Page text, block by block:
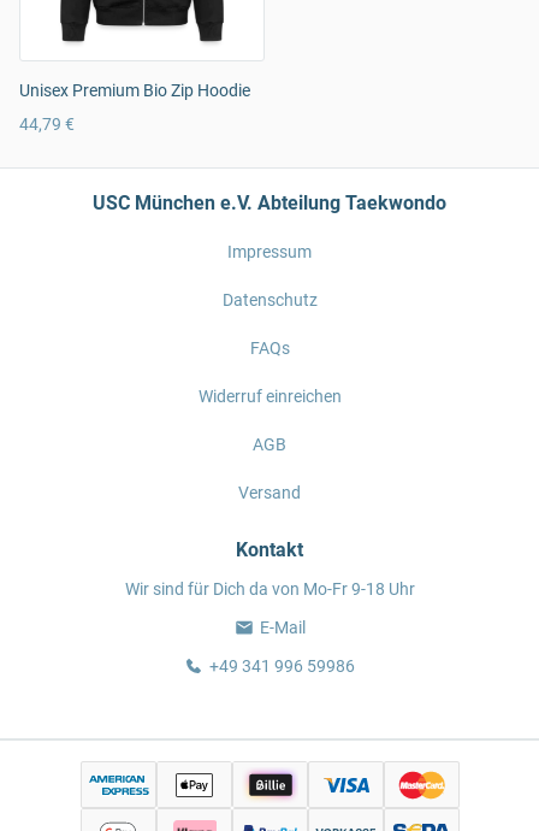
Unisex Premium Bio Zip Hoodie
44,79 €
USC München e.V. Abteilung Taekwondo
Impressum
Datenschutz
FAQs
Widerruf einreichen
AGB
Versand
Kontakt
Wir sind für Dich da von Mo-Fr 9-18 Uhr
E-Mail
+49 341 996 59986